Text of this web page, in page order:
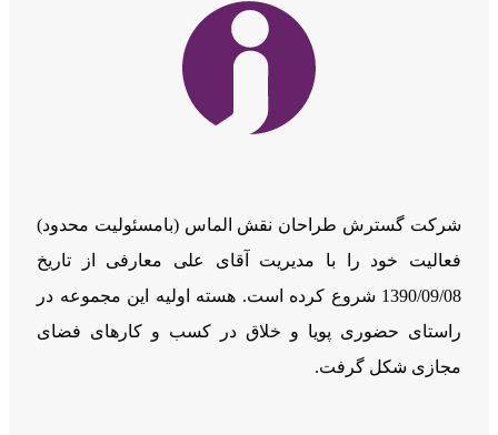
شرکت گسترش طراحان نقش الماس (بامسئوليت محدود)
فعالیت خود را با مدیریت آقای علی معارفی از تاریخ
1390/09/08 شروع کرده است. هسته اولیه این مجموعه در
راستای حضوری پویا و خلاق در کسب و کارهای فضای
مجازی شکل گرفت.